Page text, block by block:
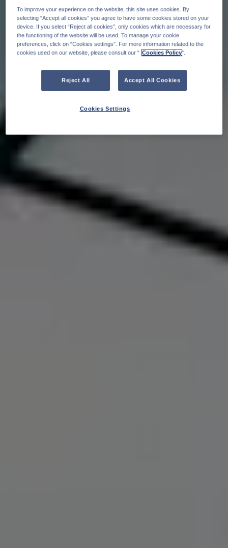
To improve your experience on the website, this site uses cookies. By
selecting “Accept all cookies” you agree to have some cookies stored on your
device. If you select “Reject all cookies”, only cookies which are necessary for
the functioning of the website will be used. To manage your cookie
preferences, click on “Cookies settings”. For more information related to the
cookies used on our website, please consult our “ Cookies Policy".
Reject All Accept All Cookies
Cookies Settings